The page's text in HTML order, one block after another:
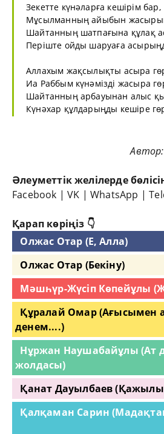
Зекетте күнәларға кешірім бар,
Мұсылманның айыбын
Шайтанның шатпағына құлақ
Періште ойды шаруаға
Аллахым жақсылықты асыра
Иа Раббым күнәмізді жасыра
Шайтанның арбауынан алыс
Күнәхар құлдарыңды кешіре
Әлеуметтік желілерде
Facebook |VK |WhatsApp |
Қарап көріңіз 👇
Олжас Отар (Е, Алла)
Олжас Отар (Бекіну)
Мәшһүр-Жүсіп Көпейұлы
Құралай Омар (Ағысымен
денем....)
Нұржан Наушабайұлы (Ат
жолдасы)
Қанат Дауылбаев
Қалқаман Сарин